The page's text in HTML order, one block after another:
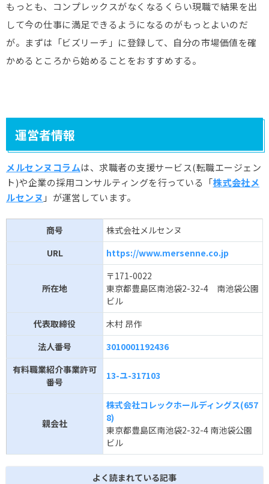
もっとも、コンプレックスがなくなるくらい現職で結果を出
して今の仕事に満足できるようになるのがもっとよいのだ
が。まずは「ビズリーチ」に登録して、自分の市場価値を確
かめるところから始めることをおすすめする。
運営者情報
メルセンヌコラムは、求職者の支援サービス(転職エージェン
ト)や企業の採用コンサルティングを行っている「株式会社メ
ルセンヌ 」が運営しています。
商号
株式会社メルセンヌ
URL
https://www.mersenne.co.jp
所在地
〒171-0022
東京都豊島区南池袋2-32-4 南池袋公園
ビル
代表取締役
木村 昂作
法人番号
3010001192436
有料職業紹介事業許可
番号
13-ユ-317103
親会社
株式会社コレックホールディングス(657
8)
東京都豊島区南池袋2-32-4 南池袋公園
ビル
よく読まれている記事